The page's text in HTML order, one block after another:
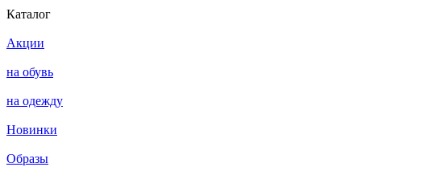
Каталог
Акции
на обувь
на одежду
Новинки
Образы